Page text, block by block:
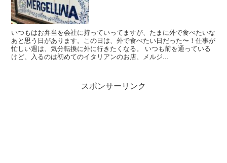
いつもはお弁当を会社に持っていってますが、たまに外で食べたいな
あと思う日があります。この日は、外で食べたい日だった〜！仕事が
忙しい週は、気分転換に外に行きたくなる。 いつも前を通っている
けど、入るのは初めてのイタリアンのお店、メルジ...
スポンサーリンク